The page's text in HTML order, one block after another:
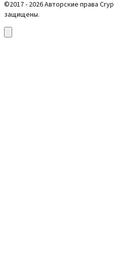
©2017 - 2026 Авторские права
защищены.